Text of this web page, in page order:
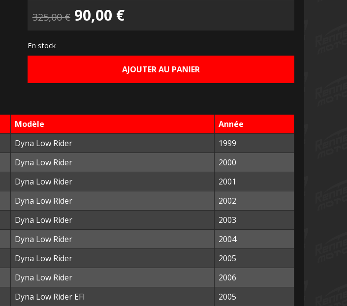
325,00€ Le
initial
90,00 €Le
actuel
est :
En stock
AJOUTER AU PANIER
Modèle
Année
Dyna Low Rider
1999
Dyna Low Rider
2000
Dyna Low Rider
2001
Dyna Low Rider
2002
Dyna Low Rider
2003
Dyna Low Rider
2004
Dyna Low Rider
2005
Dyna Low Rider
2006
Dyna Low Rider EFI
2005